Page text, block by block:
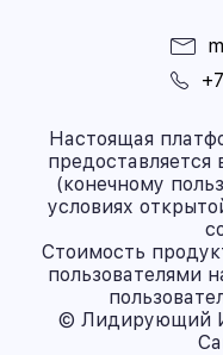
Настоящая
предоставляется
(конечному
условиях
Стоимость
пользователями
© Лидирующий